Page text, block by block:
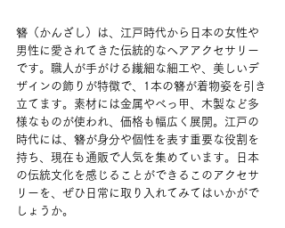
簪（かんざし）は、江戸時代から日本の女性や
男性に愛されてきた伝統的なヘアアクセサリー
です。職人が手がける繊細な細工や、美しいデ
ザインの飾りが特徴で、1本の簪が着物姿を引き
立てます。素材には金属やべっ甲、木製など多
様なものが使われ、価格も幅広く展開。江戸の
時代には、簪が身分や個性を表す重要な役割を
持ち、現在も通販で人気を集めています。日本
の伝統文化を感じることができるこのアクセサ
リーを、ぜひ日常に取り入れてみてはいかがで
しょうか。